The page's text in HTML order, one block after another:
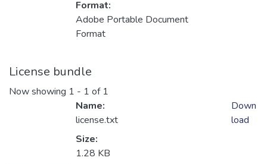
Format:
Adobe Portable Document
Format
License bundle
Now showing 1 - 1 of 1
Name:
license.txt
Size:
1.28 KB
Down
load